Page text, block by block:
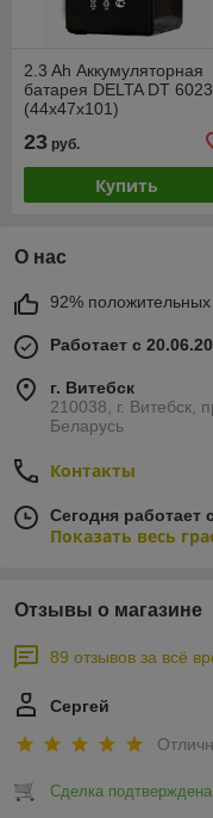
2.3 Ah Аккумуляторная
батарея DELTA DT 6023
(44х47х101)
23 руб.
Купить
О нас
92% положительных
Работает с
г. Витебск
210038, г. Витебск,
Беларусь
Контакты
Сегодня работает
Показать весь
Отзывы о магазине
89 отзывов за всё
Сергей
Сделка подтверждена